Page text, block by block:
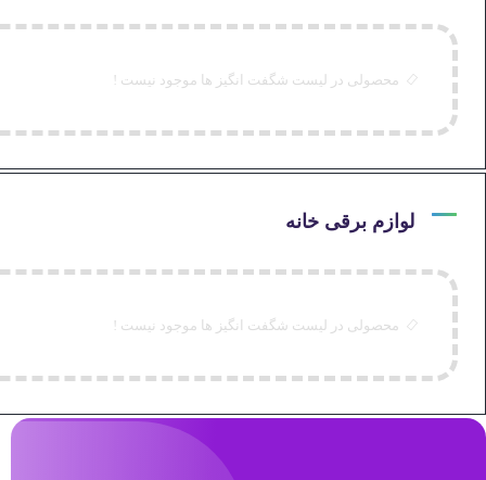
محصولی در لیست شگفت انگیز ها موجود نیست !
لوازم برقی خانه
محصولی در لیست شگفت انگیز ها موجود نیست !